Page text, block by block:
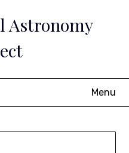
Astronomy
Menu